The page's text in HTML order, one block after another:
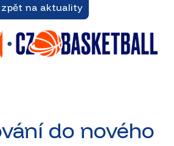
zpět na aktuality
do nového